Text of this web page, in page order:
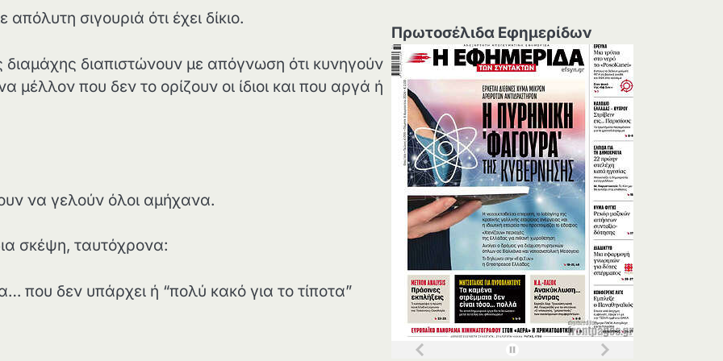
σιγουριά ότι έχει δίκιο.
διαπιστώνουν με απόγνωση ότι κυνηγούν
μέλλον που δεν το ορίζουν οι ίδιοι και που αργά ή
να γελούν όλοι αμήχανα.
σκέψη, ταυτόχρονα:
που δεν υπάρχει ή “πολύ κακό για το τίποτα”
Πρωτοσέλιδα Εφημερίδων